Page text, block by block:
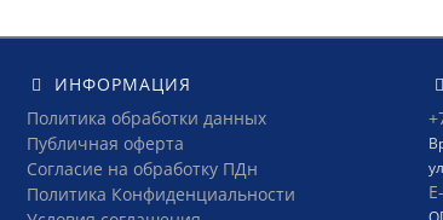
ИНФОРМАЦИЯ
Политика обработки данных
Публичная оферта
Согласие на обработку ПДн
Политика Конфиденциальности